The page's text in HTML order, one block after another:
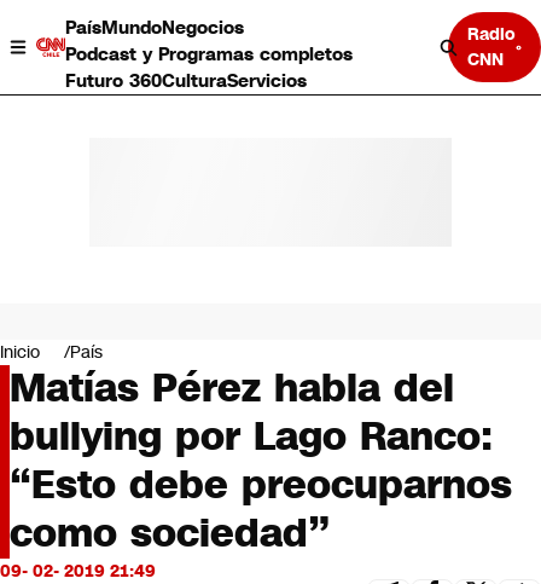
PaísMundoNegocios
Podcast y Programas completos
Futuro 360CulturaServicios
Radio
CNN
Negocios
Deportes
Programas completos
Cultura
Servicios
Bits
CNN tiempo
Futuro 360
Inicio País
Matías Pérez habla del
bullying por Lago Ranco:
“Esto debe preocuparnos
como sociedad”
09- 02- 2019 21:49